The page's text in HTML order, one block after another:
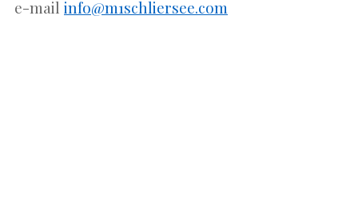
e-mail info@m1schliersee.com